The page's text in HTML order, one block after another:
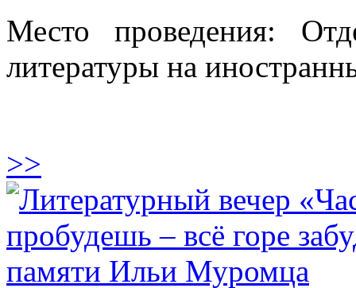
Место проведения:
литературы на
>>